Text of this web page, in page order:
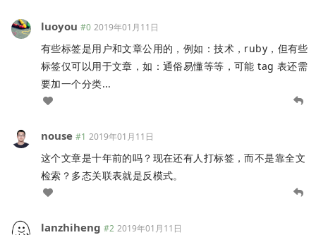
luoyou #0 2019年01月11日
有些标签是用户和文章公用的，例如：技术，ruby，但有些
标签仅可以用于文章，如：通俗易懂等等，可能 tag 表还需
要加一个分类...
nouse #1 2019年01月11日
这个文章是十年前的吗？现在还有人打标签，而不是靠全文
检索？多态关联表就是反模式。
lanzhiheng #2 2019年01月11日